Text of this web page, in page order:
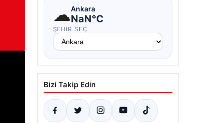
☁Ankara
NaN°C
ŞEHIR SEÇ
Bizi Takip Edin